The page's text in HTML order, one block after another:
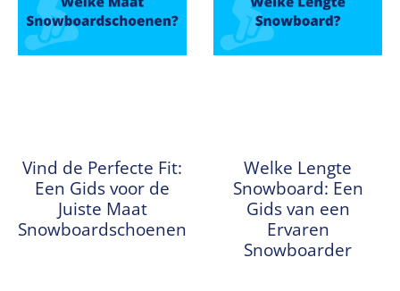
Vind de Perfecte Fit:
Een Gids voor de
Juiste Maat
Snowboardschoenen
Welke Lengte
Snowboard: Een
Gids van een
Ervaren
Snowboarder